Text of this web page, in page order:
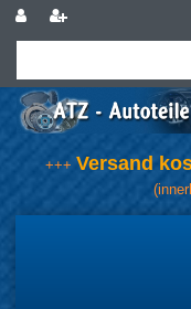
+++ Versand